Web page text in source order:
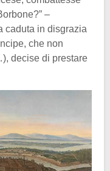
–
caduta in disgrazia
che non
decise di prestare